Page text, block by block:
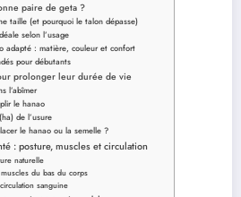
paire de geta ?
taille (et pourquoi le talon dépasse)
selon l’usage
adapté : matière, couleur et confort
pour débutants
prolonger leur durée de vie
l’abîmer
le hanao
de l’usure
le hanao ou la semelle ?
: posture, muscles et circulation
naturelle
du bas du corps
sanguine